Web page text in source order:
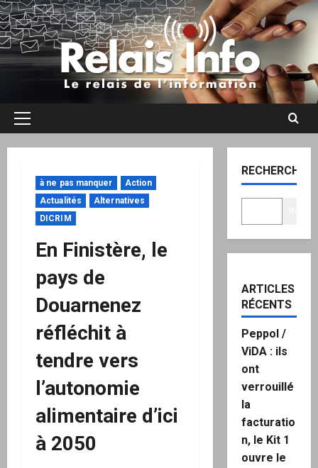
Aller
au
contenu
Menu
à ne pas manquer
Action
Actualités
Alternatives
DICRIM
En Finistère, le
pays de
Douarnenez
réfléchit à
tendre vers
l’autonomie
alimentaire d’ici
à 2050
RECHERCHER
ARTICLES
RÉCENTS
Peppol /
ViDA : ils
ont
verrouillé
la
facturatio
n, le Kit 1
ouvre le